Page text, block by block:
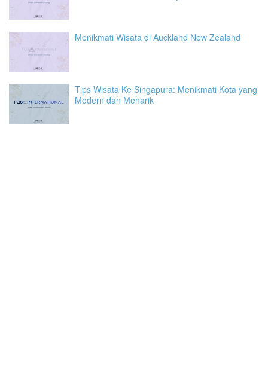
Menikmati Wisata di Auckland New Zealand
Tips Wisata Ke Singapura: Menikmati Kota yang
Modern dan Menarik